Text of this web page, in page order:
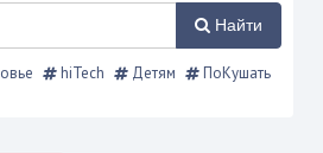
Найти
hiTech Детям
ПоКушать